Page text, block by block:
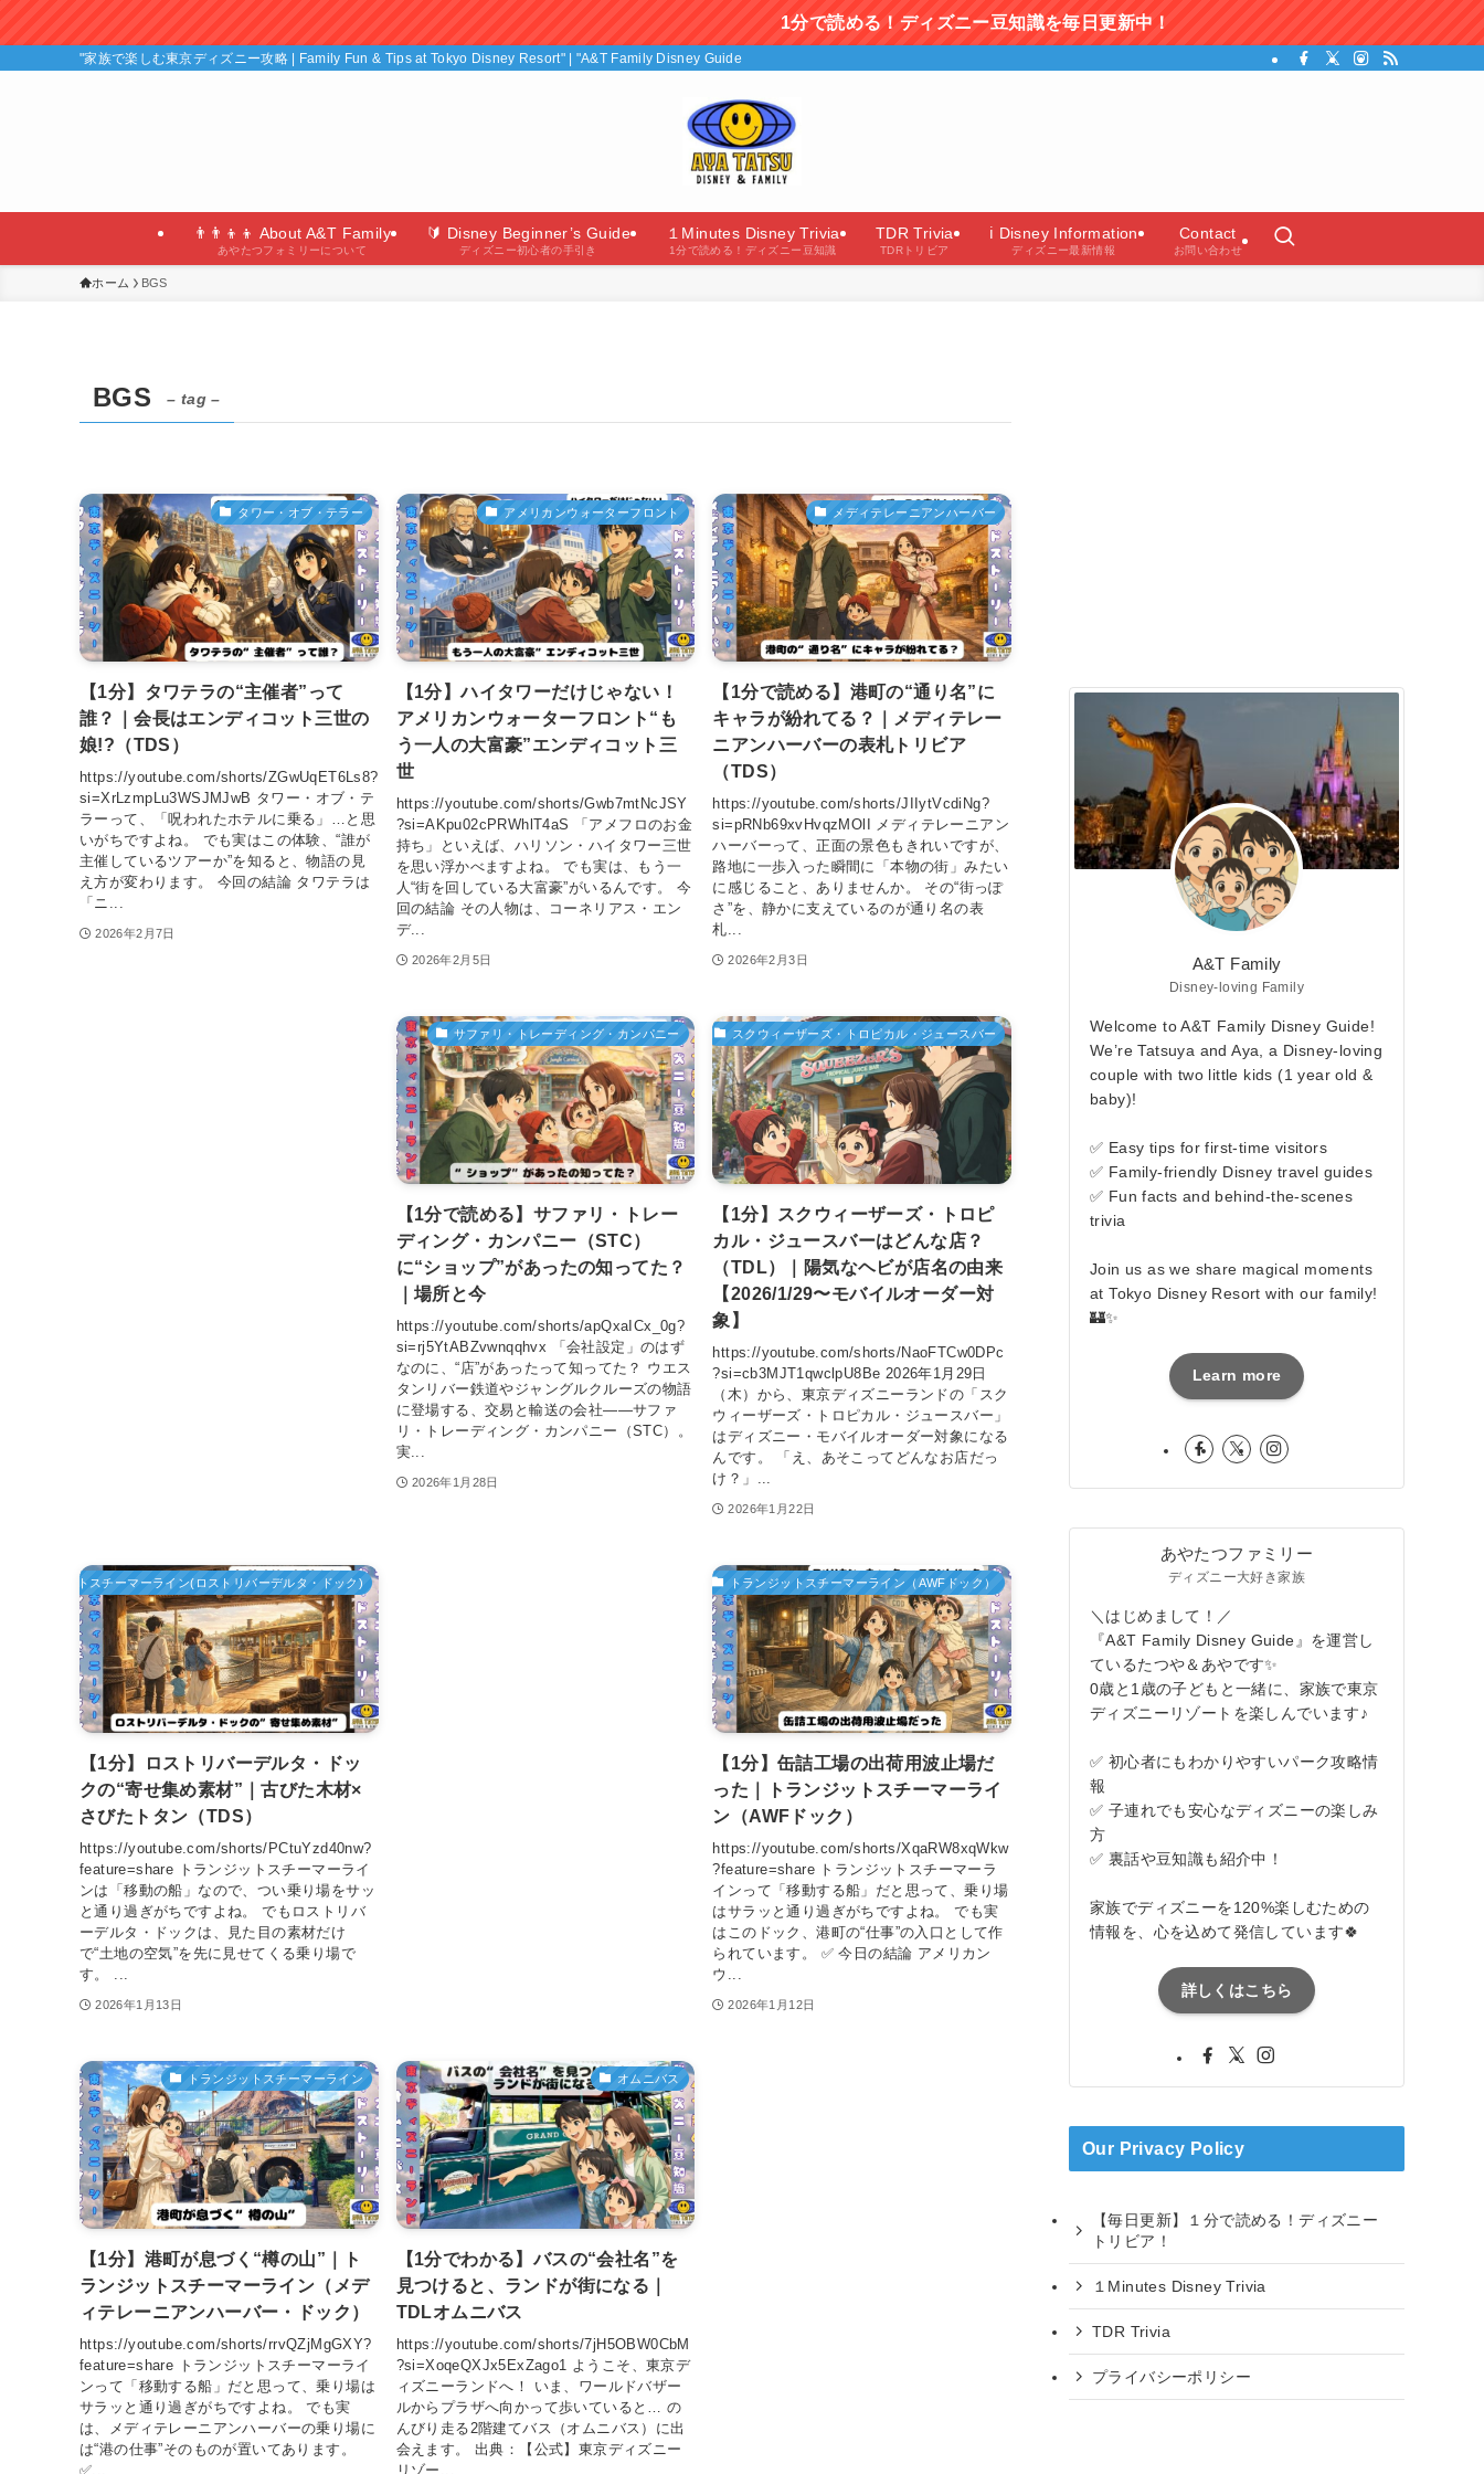
1分で読める！ディズニー豆知識を毎日更新中！
"家族で楽しむ東京ディズニー攻略 | Family Fun & Tips at Tokyo Disney Resort" | "A&T Family Disney Guide"（あやたつファミリーのディズニーガイド）
👨‍👨‍👦‍👦 About A&T Family
あやたつフォミリーについて
🔰 Disney Beginner’s Guide
ディズニー初心者の手引き
１Minutes Disney Trivia
1分で読める！ディズニー豆知識
TDR Trivia
TDRトリビア
ℹ️ Disney Information
ディズニー最新情報
Contact
お問い合わせ
ホーム BGS
BGS – tag –
タワー・オブ・テラー
【1分】タワテラの“主催者”って
誰？｜会長はエンディコット三世の
娘!?（TDS）
https://youtube.com/shorts/ZGwUqET6Ls8?
si=XrLzmpLu3WSJMJwB タワー・オブ・テ
ラーって、「呪われたホテルに乗る」…と思
いがちですよね。 でも実はこの体験、“誰が
主催しているツアーか”を知ると、物語の見
え方が変わります。 今回の結論 タワテラは
「ニ...
2026年2月7日
アメリカンウォーターフロント
【1分】ハイタワーだけじゃない！
アメリカンウォーターフロント“も
う一人の大富豪”エンディコット三
世
https://youtube.com/shorts/Gwb7mtNcJSY
?si=AKpu02cPRWhlT4aS 「アメフロのお金
持ち」といえば、ハリソン・ハイタワー三世
を思い浮かべますよね。 でも実は、もう一
人“街を回している大富豪”がいるんです。 今
回の結論 その人物は、コーネリアス・エン
デ...
2026年2月5日
メディテレーニアンハーバー
【1分で読める】港町の“通り名”に
キャラが紛れてる？｜メディテレー
ニアンハーバーの表札トリビア
（TDS）
https://youtube.com/shorts/JIIytVcdiNg?
si=pRNb69xvHvqzMOlI メディテレーニアン
ハーバーって、正面の景色もきれいですが、
路地に一歩入った瞬間に「本物の街」みたい
に感じること、ありませんか。 その“街っぽ
さ”を、静かに支えているのが通り名の表
札...
2026年2月3日
サファリ・トレーディング・カンパニー
【1分で読める】サファリ・トレー
ディング・カンパニー（STC）
に“ショップ”があったの知ってた？
｜場所と今
https://youtube.com/shorts/apQxaICx_0g?
si=rj5YtABZvwnqqhvx 「会社設定」のはず
なのに、“店”があったって知ってた？ ウエス
タンリバー鉄道やジャングルクルーズの物語
に登場する、交易と輸送の会社――サファ
リ・トレーディング・カンパニー（STC）。
実...
2026年1月28日
スクウィーザーズ・トロピカル・ジュースバー
【1分】スクウィーザーズ・トロピ
カル・ジュースバーはどんな店？
（TDL）｜陽気なヘビが店名の由来
【2026/1/29〜モバイルオーダー対
象】
https://youtube.com/shorts/NaoFTCw0DPc
?si=cb3MJT1qwclpU8Be 2026年1月29日
（木）から、東京ディズニーランドの「スク
ウィーザーズ・トロピカル・ジュースバー」
はディズニー・モバイルオーダー対象になる
んです。 「え、あそこってどんなお店だっ
け？」...
2026年1月22日
トランジットスチーマーライン(ロストリバーデルタ・ドック)
【1分】ロストリバーデルタ・ドッ
クの“寄せ集め素材”｜古びた木材×
さびたトタン（TDS）
https://youtube.com/shorts/PCtuYzd40nw?
feature=share トランジットスチーマーライ
ンは「移動の船」なので、つい乗り場をサッ
と通り過ぎがちですよね。 でもロストリバ
ーデルタ・ドックは、見た目の素材だけ
で“土地の空気”を先に見せてくる乗り場で
す。 ...
2026年1月13日
トランジットスチーマーライン（AWFドック）
【1分】缶詰工場の出荷用波止場だ
った｜トランジットスチーマーライ
ン（AWFドック）
https://youtube.com/shorts/XqaRW8xqWkw
?feature=share トランジットスチーマーラ
インって「移動する船」だと思って、乗り場
はサラッと通り過ぎがちですよね。 でも実
はこのドック、港町の“仕事”の入口として作
られています。 ✅ 今日の結論 アメリカン
ウ...
2026年1月12日
トランジットスチーマーライン
【1分】港町が息づく“樽の山”｜ト
ランジットスチーマーライン（メデ
ィテレーニアンハーバー・ドック）
https://youtube.com/shorts/rrvQZjMgGXY?
feature=share トランジットスチーマーライ
ンって「移動する船」だと思って、乗り場は
サラッと通り過ぎがちですよね。 でも実
は、メディテレーニアンハーバーの乗り場に
は“港の仕事”そのものが置いてあります。
✅...
オムニバス
【1分でわかる】バスの“会社名”を
見つけると、ランドが街になる｜
TDLオムニバス
https://youtube.com/shorts/7jH5OBW0CbM
?si=XoqeQXJx5ExZago1 ようこそ、東京デ
ィズニーランドへ！ いま、ワールドバザー
ルからプラザへ向かって歩いていると… の
んびり走る2階建てバス（オムニバス）に出
会えます。 出典：【公式】東京ディズニー
リゾー...
A&T Family
Disney-loving Family
Welcome to A&T Family Disney Guide!
We’re Tatsuya and Aya, a Disney-loving
couple with two little kids (1 year old &
baby)!
✅ Easy tips for first-time visitors
✅ Family-friendly Disney travel guides
✅ Fun facts and behind-the-scenes
trivia
Join us as we share magical moments
at Tokyo Disney Resort with our family!
🏰✨
Learn more
あやたつファミリー
ディズニー大好き家族
＼はじめまして！／
『A&T Family Disney Guide』を運営し
ているたつや＆あやです✨
0歳と1歳の子どもと一緒に、家族で東京
ディズニーリゾートを楽しんでいます♪
✅ 初心者にもわかりやすいパーク攻略情
報
✅ 子連れでも安心なディズニーの楽しみ
方
✅ 裏話や豆知識も紹介中！
家族でディズニーを120%楽しむための
情報を、心を込めて発信しています🍀
詳しくはこちら
Our Privacy Policy
【毎日更新】１分で読める！ディズニー
トリビア！
１Minutes Disney Trivia
TDR Trivia
プライバシーポリシー